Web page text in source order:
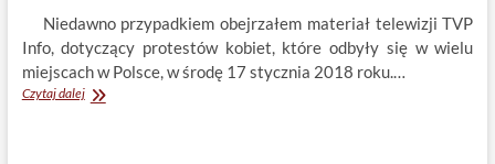
Niedawno przypadkiem obejrzałem materiał telewizji TVP
Info, dotyczący protestów kobiet, które odbyły się w wielu
miejscach w Polsce, w środę 17 stycznia 2018 roku.…
Czytaj dalejProtesty